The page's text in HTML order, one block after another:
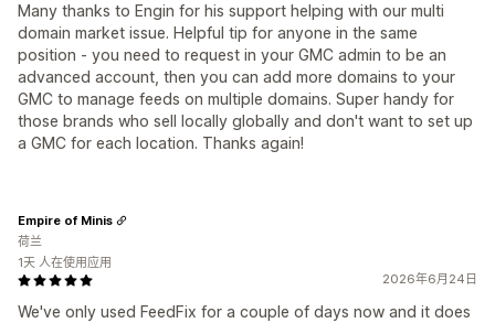
Many thanks to Engin for his support helping with our multi
domain market issue. Helpful tip for anyone in the same
position - you need to request in your GMC admin to be an
advanced account, then you can add more domains to your
GMC to manage feeds on multiple domains. Super handy for
those brands who sell locally globally and don't want to set up
a GMC for each location. Thanks again!
2026年6月24日
We've only used FeedFix for a couple of days now and it does
Empire of Minis
荷兰
1天 人在使用应用